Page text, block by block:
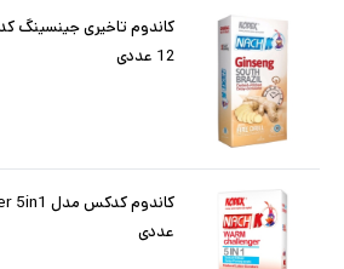
12 عددی
عددی